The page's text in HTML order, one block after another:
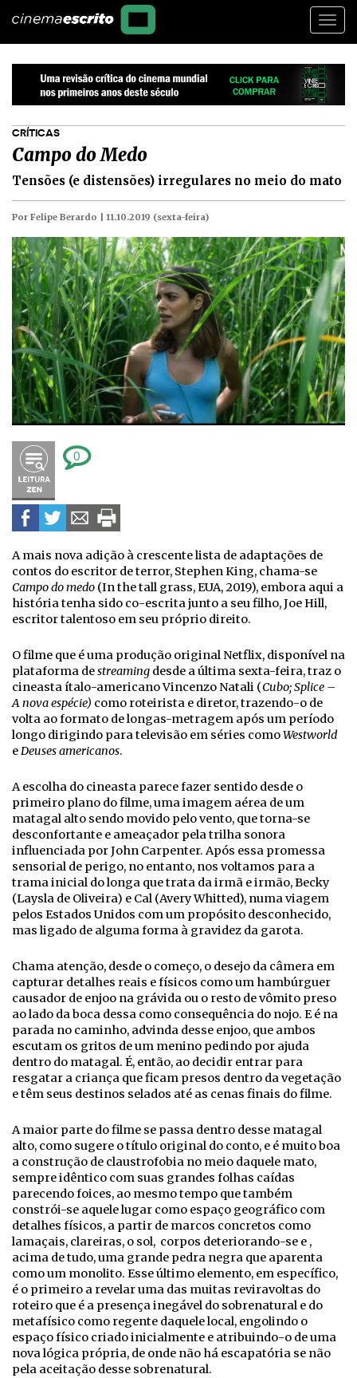
CRÍTICAS
Campo do Medo
Tensões (e distensões) irregulares no meio do mato
Por Felipe Berardo | 11.10.2019 (sexta-feira)
0
A mais nova adição à crescente lista de adaptações de
contos do escritor de terror, Stephen King, chama-se
Campo do medo (In the tall grass, EUA, 2019), embora aqui a
história tenha sido co-escrita junto a seu filho, Joe Hill,
escritor talentoso em seu próprio direito.
O filme que é uma produção original Netflix, disponível na
plataforma destreaming desde a última sexta-feira, traz o
cineasta ítalo-americano Vincenzo Natali (Cubo; Splice –
A nova espécie) como roteirista e diretor, trazendo-o de
volta ao formato de longas-metragem após um período
longo dirigindo para televisão em séries comoWestworld
eDeuses americanos.
A escolha do cineasta parece fazer sentido desde o
primeiro plano do filme, uma imagem aérea de um
matagal alto sendo movido pelo vento, que torna-se
desconfortante e ameaçador pela trilha sonora
influenciada por John Carpenter. Após essa promessa
sensorial de perigo, no entanto, nos voltamos para a
trama inicial do longa que trata da irmã e irmão, Becky
(Laysla de Oliveira) e Cal (Avery Whitted), numa viagem
pelos Estados Unidos com um propósito desconhecido,
mas ligado de alguma forma à gravidez da garota.
Chama atenção, desde o começo, o desejo da câmera em
capturar detalhes reais e físicos como um hambúrguer
causador de enjoo na grávida ou o resto de vômito preso
ao lado da boca dessa como consequência do nojo. E é na
parada no caminho, advinda desse enjoo, que ambos
escutam os gritos de um menino pedindo por ajuda
dentro do matagal. É, então, ao decidir entrar para
resgatar a criança que ficam presos dentro da vegetação
e têm seus destinos selados até as cenas finais do filme.
A maior parte do filme se passa dentro desse matagal
alto, como sugere o título original do conto, e é muito boa
a construção de claustrofobia no meio daquele mato,
sempre idêntico com suas grandes folhas caídas
parecendo foices, ao mesmo tempo que também
constrói-se aquele lugar como espaço geográfico com
detalhes físicos, a partir de marcos concretos como
lamaçais, clareiras, o sol, corpos deteriorando-se e ,
acima de tudo, uma grande pedra negra que aparenta
como um monolito. Esse último elemento, em específico,
é o primeiro a revelar uma das muitas reviravoltas do
roteiro que é a presença inegável do sobrenatural e do
metafísico como regente daquele local, engolindo o
espaço físico criado inicialmente e atribuindo-o de uma
nova lógica própria, de onde não há escapatória se não
pela aceitação desse sobrenatural.